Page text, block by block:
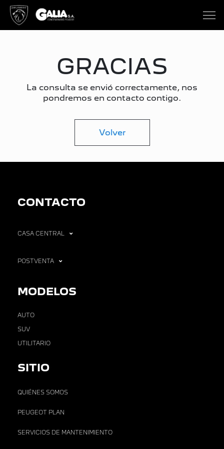
GRACIAS
La consulta se envió correctamente, nos
pondremos en contacto contigo.
Volver
CONTACTO
CASA CENTRAL
POSTVENTA
MODELOS
AUTO
SUV
UTILITARIO
SITIO
QUIÉNES SOMOS
PEUGEOT PLAN
SERVICIOS DE MANTENIMIENTO